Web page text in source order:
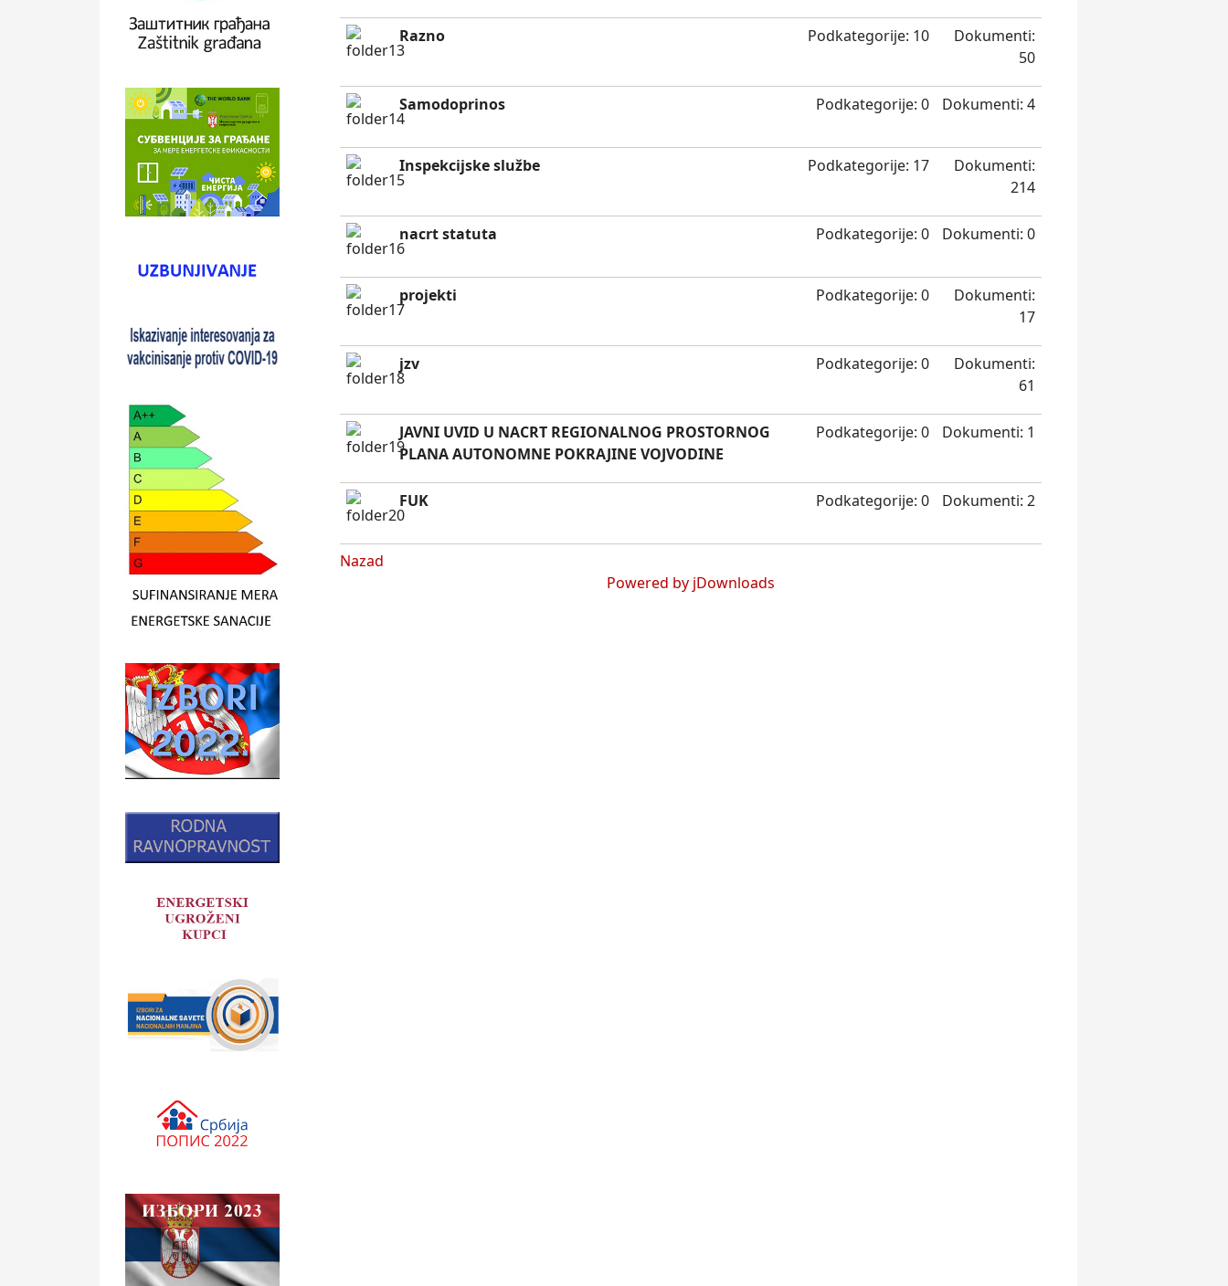
Razno Podkategorije: 10
Dokumenti:
50
Samodoprinos Podkategorije: 0 Dokumenti: 4
Inspekcijske službe Podkategorije: 17
Dokumenti:
214
nacrt statuta Podkategorije: 0 Dokumenti: 0
projekti Podkategorije: 0
Dokumenti:
17
jzv Podkategorije: 0
Dokumenti:
61
JAVNI UVID U NACRT REGIONALNOG PROSTORNOG
PLANA AUTONOMNE POKRAJINE VOJVODINE
Podkategorije: 0 Dokumenti: 1
FUK Podkategorije: 0 Dokumenti: 2
Nazad
Powered by jDownloads